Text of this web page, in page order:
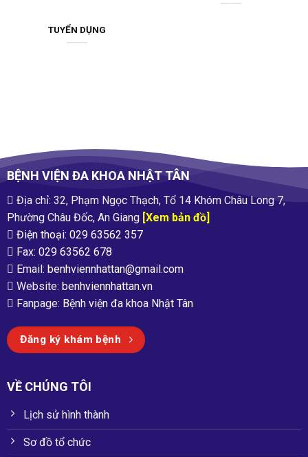
TUYỂN DỤNG
BỆNH VIỆN ĐA KHOA NHẬT TÂN
Địa chỉ: 32, Phạm Ngọc Thạch, Tổ 14 Khóm Châu Long 7,
Phường Châu Đốc, An Giang[Xem bản đồ]
Điện thoại: 029 63562 357
Fax: 029 63562 678
Email: benhviennhattan@gmail.com
Website: benhviennhattan.vn
Fanpage: Bệnh viện đa khoa Nhật Tân
Đăng ký khám bệnh
VỀ CHÚNG TÔI
Lịch sử hình thành
Sơ đồ tổ chức